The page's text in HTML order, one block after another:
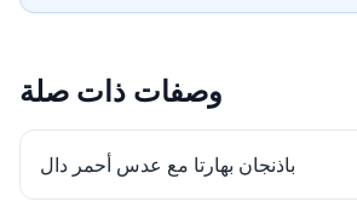
وصفات ذات صلة
باذنجان بهارتا مع عدس أحمر دال